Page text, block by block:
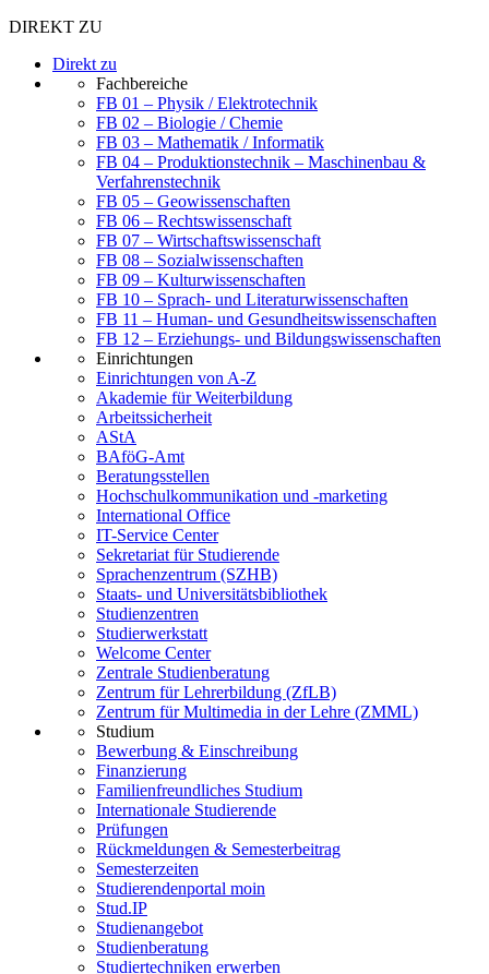
DIREKT ZU
Direkt zu
Fachbereiche
FB 01 – Physik / Elektrotechnik
FB 02 – Biologie / Chemie
FB 03 – Mathematik / Informatik
FB 04 – Produktionstechnik – Maschinenbau &
Verfahrenstechnik
FB 05 – Geowissenschaften
FB 06 – Rechtswissenschaft
FB 07 – Wirtschaftswissenschaft
FB 08 – Sozialwissenschaften
FB 09 – Kulturwissenschaften
FB 10 – Sprach- und Literaturwissenschaften
FB 11 – Human- und Gesundheitswissenschaften
FB 12 – Erziehungs- und Bildungswissenschaften
Einrichtungen
Einrichtungen von A-Z
Akademie für Weiterbildung
Arbeitssicherheit
AStA
BAföG-Amt
Beratungsstellen
Hochschulkommunikation und -marketing
International Office
IT-Service Center
Sekretariat für Studierende
Sprachenzentrum (SZHB)
Staats- und Universitätsbibliothek
Studienzentren
Studierwerkstatt
Welcome Center
Zentrale Studienberatung
Zentrum für Lehrerbildung (ZfLB)
Zentrum für Multimedia in der Lehre (ZMML)
Studium
Bewerbung & Einschreibung
Finanzierung
Familienfreundliches Studium
Internationale Studierende
Prüfungen
Rückmeldungen & Semesterbeitrag
Semesterzeiten
Studierendenportal moin
Stud.IP
Studienangebot
Studienberatung
Studiertechniken erwerben